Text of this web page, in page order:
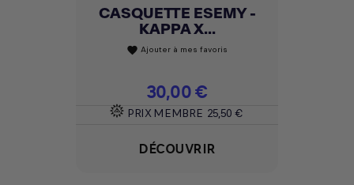
CASQUETTE ESEMY -
KAPPA X...
favorite Ajouter à mes favoris
Prix
30,00 €
PRIX MEMBRE 25,50 €
DÉCOUVRIR